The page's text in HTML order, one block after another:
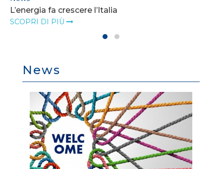
L’energia fa crescere l’Italia
News